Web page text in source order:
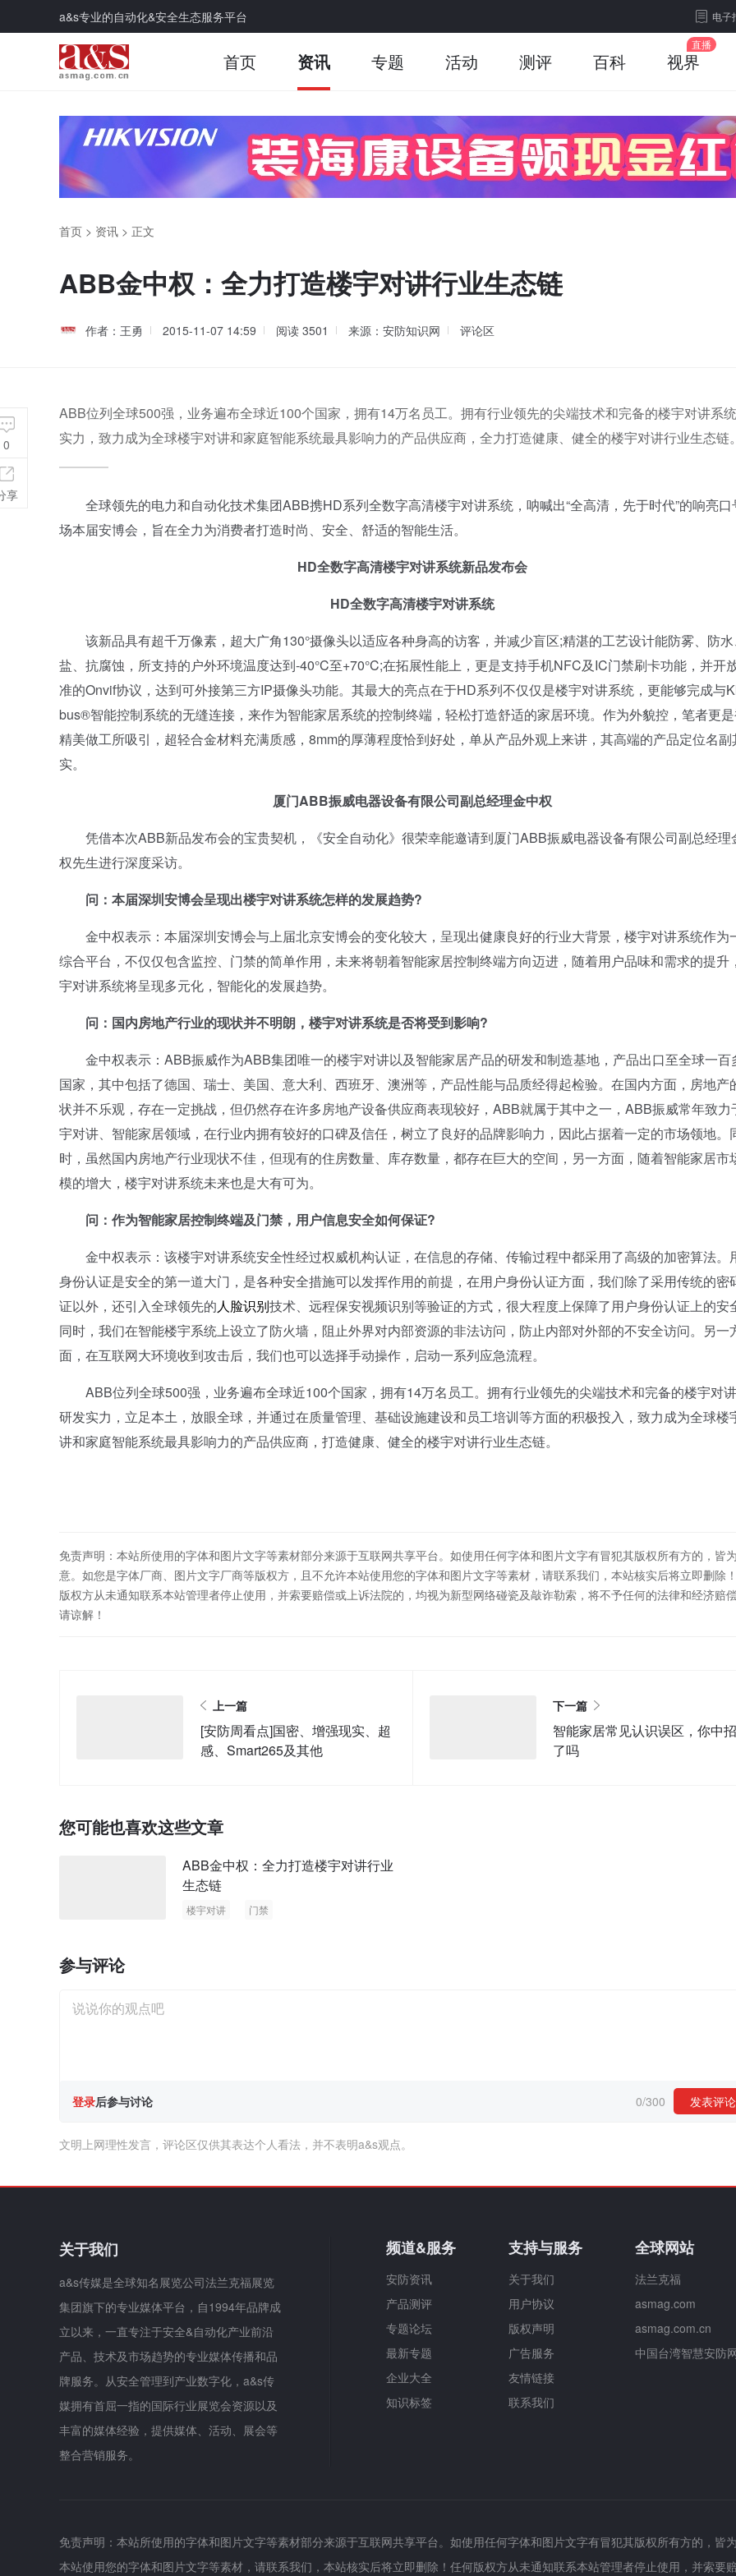
a&s专业的自动化&安全生态服务平台 电子
首页 资讯 专题 活动 测评 百科 视界
首页 > 资讯 > 正文
ABB金中权：全力打造楼宇对讲行业生态链
作者：王勇 2015-11-07 14:59 阅读 3501 来源：安防知识网 评论区
ABB位列全球500强，业务遍布全球近100个国家，拥有14万名员工。拥有行业领先的尖端技术和完备的楼宇对讲系
实力，致力成为全球楼宇对讲和家庭智能系统最具影响力的产品供应商，全力打造健康、健全的楼宇对讲行业生态链。
全球领先的电力和自动化技术集团ABB携HD系列全数字高清楼宇对讲系统，呐喊出“全高清，先于时代”的响亮口
场本届安博会，旨在全力为消费者打造时尚、安全、舒适的智能生活。
HD全数字高清楼宇对讲系统新品发布会
HD全数字高清楼宇对讲系统
该新品具有超千万像素，超大广角130°摄像头以适应各种身高的访客，并减少盲区;精湛的工艺设计能防雾、防
盐、抗腐蚀，所支持的户外环境温度达到-40°C至+70°C;在拓展性能上，更是支持手机NFC及IC门禁刷卡功能，并开
准的Onvif协议，达到可外接第三方IP摄像头功能。其最大的亮点在于HD系列不仅仅是楼宇对讲系统，更能够完成与
bus®智能控制系统的无缝连接，来作为智能家居系统的控制终端，轻松打造舒适的家居环境。作为外貌控，笔者更
精美做工所吸引，超轻合金材料充满质感，8mm的厚薄程度恰到好处，单从产品外观上来讲，其高端的产品定位名副
实。
厦门ABB振威电器设备有限公司副总经理金中权
凭借本次ABB新品发布会的宝贵契机，《安全自动化》很荣幸能邀请到厦门ABB振威电器设备有限公司副总经理
权先生进行深度采访。
问：本届深圳安博会呈现出楼宇对讲系统怎样的发展趋势?
金中权表示：本届深圳安博会与上届北京安博会的变化较大，呈现出健康良好的行业大背景，楼宇对讲系统作为
综合平台，不仅仅包含监控、门禁的简单作用，未来将朝着智能家居控制终端方向迈进，随着用户品味和需求的提升
宇对讲系统将呈现多元化，智能化的发展趋势。
问：国内房地产行业的现状并不明朗，楼宇对讲系统是否将受到影响?
金中权表示：ABB振威作为ABB集团唯一的楼宇对讲以及智能家居产品的研发和制造基地，产品出口至全球一百
国家，其中包括了德国、瑞士、美国、意大利、西班牙、澳洲等，产品性能与品质经得起检验。在国内方面，房地产
状并不乐观，存在一定挑战，但仍然存在许多房地产设备供应商表现较好，ABB就属于其中之一，ABB振威常年致力
宇对讲、智能家居领域，在行业内拥有较好的口碑及信任，树立了良好的品牌影响力，因此占据着一定的市场领地。
时，虽然国内房地产行业现状不佳，但现有的住房数量、库存数量，都存在巨大的空间，另一方面，随着智能家居市
模的增大，楼宇对讲系统未来也是大有可为。
问：作为智能家居控制终端及门禁，用户信息安全如何保证?
金中权表示：该楼宇对讲系统安全性经过权威机构认证，在信息的存储、传输过程中都采用了高级的加密算法。
身份认证是安全的第一道大门，是各种安全措施可以发挥作用的前提，在用户身份认证方面，我们除了采用传统的密
证以外，还引入全球领先的人脸识别技术、远程保安视频识别等验证的方式，很大程度上保障了用户身份认证上的安
同时，我们在智能楼宇系统上设立了防火墙，阻止外界对内部资源的非法访问，防止内部对外部的不安全访问。另一
面，在互联网大环境收到攻击后，我们也可以选择手动操作，启动一系列应急流程。
ABB位列全球500强，业务遍布全球近100个国家，拥有14万名员工。拥有行业领先的尖端技术和完备的楼宇对
研发实力，立足本土，放眼全球，并通过在质量管理、基础设施建设和员工培训等方面的积极投入，致力成为全球楼
讲和家庭智能系统最具影响力的产品供应商，打造健康、健全的楼宇对讲行业生态链。
免责声明：本站所使用的字体和图片文字等素材部分来源于互联网共享平台。如使用任何字体和图片文字有冒犯其版权所有方的，皆
意。如您是字体厂商、图片文字厂商等版权方，且不允许本站使用您的字体和图片文字等素材，请联系我们，本站核实后将立即删除
版权方从未通知联系本站管理者停止使用，并索要赔偿或上诉法院的，均视为新型网络碰瓷及敲诈勒索，将不予任何的法律和经济赔
请谅解！
上一篇
[安防周看点]国密、增强现实、超
感、Smart265及其他
下一篇
智能家居常见认识误区，你中招
了吗
您可能也喜欢这些文章
ABB金中权：全力打造楼宇对讲行业
生态链
楼宇对讲 门禁
参与评论
登录后参与讨论 0/300 发表评论
文明上网理性发言，评论区仅供其表达个人看法，并不表明a&s观点。
0
享
关于我们
a&s传媒是全球知名展览公司法兰克福展览
集团旗下的专业媒体平台，自1994年品牌成
立以来，一直专注于安全&自动化产业前沿
产品、技术及市场趋势的专业媒体传播和品
牌服务。从安全管理到产业数字化，a&s传
媒拥有首屈一指的国际行业展览会资源以及
丰富的媒体经验，提供媒体、活动、展会等
整合营销服务。
频道&服务
安防资讯
产品测评
专题论坛
最新专题
企业大全
知识标签
支持与服务
关于我们
用户协议
版权声明
广告服务
友情链接
联系我们
全球网站
法兰克福
asmag.com
asmag.com.cn
中国台湾智慧安防
免责声明：本站所使用的字体和图片文字等素材部分来源于互联网共享平台。如使用任何字体和图片文字有冒犯其版权所有方的，
本站使用您的字体和图片文字等素材，请联系我们，本站核实后将立即删除！任何版权方从未通知联系本站管理者停止使用，并索要